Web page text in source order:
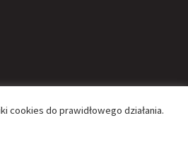
- ZGK Spółka z o.o.
cookies do prawidłowego działania.